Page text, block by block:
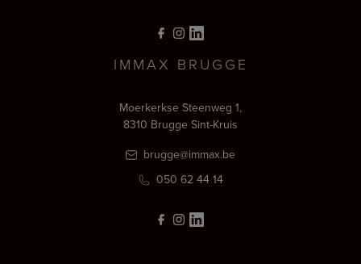
IMMAX BRUGGE
Moerkerkse Steenweg 1,
8310 Brugge Sint-Kruis
brugge@immax.be
050 62 44 14